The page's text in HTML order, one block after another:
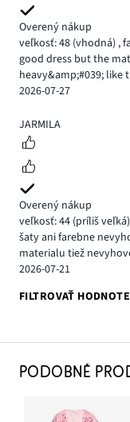
Overený nákup
veľkosť: 48 (vhodná) ,
good dress but the
heavy&amp;#039; like
2026-07-27
2
JARMILA
Overený nákup
veľkosť: 44 (príliš veľká)
šaty ani farebne
materialu tiež
2026-07-21
FILTROVAŤ
PODOBNÉ